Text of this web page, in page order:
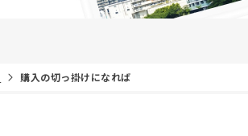
購入の切っ掛けになれば